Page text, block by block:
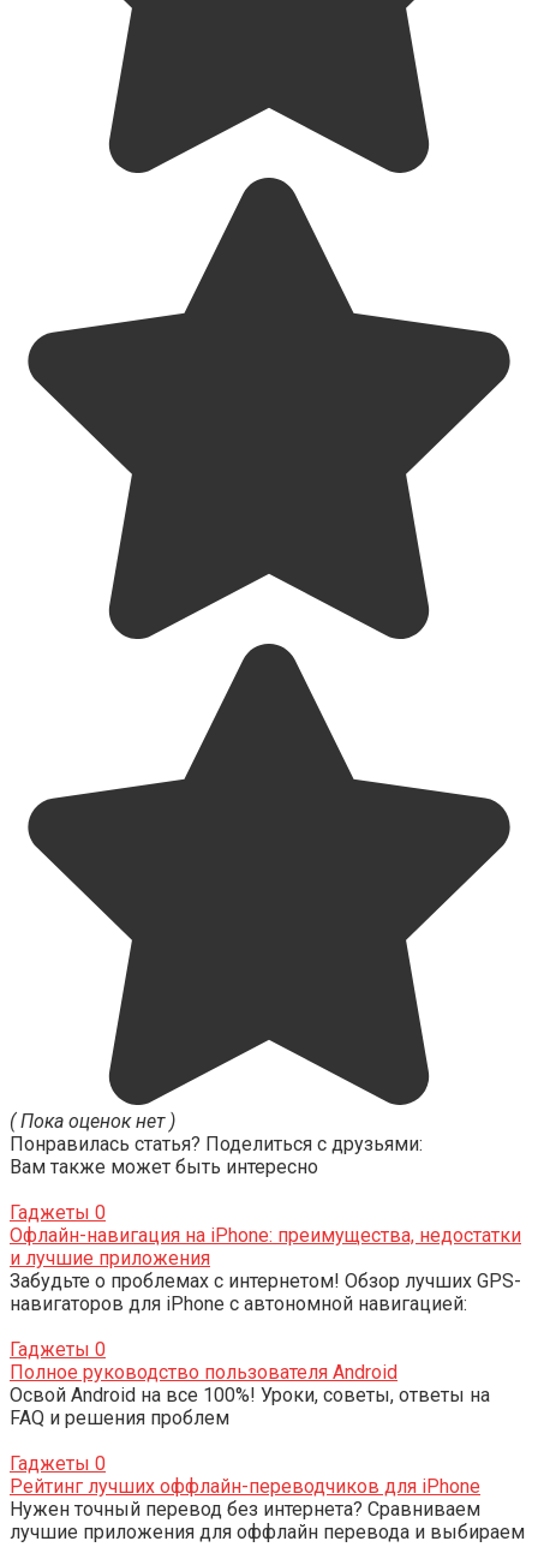
( Пока оценок нет )
Понравилась статья? Поделиться с друзьями:
Вам также может быть интересно
Гаджеты 0
Офлайн-навигация на iPhone: преимущества, недостатки
и лучшие приложения
Забудьте о проблемах с интернетом! Обзор лучших GPS-
навигаторов для iPhone с автономной навигацией:
Гаджеты 0
Полное руководство пользователя Android
Освой Android на все 100%! Уроки, советы, ответы на
FAQ и решения проблем
Гаджеты 0
Рейтинг лучших оффлайн-переводчиков для iPhone
Нужен точный перевод без интернета? Сравниваем
лучшие приложения для оффлайн перевода и выбираем